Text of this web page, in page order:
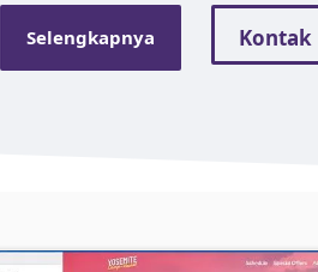
Selengkapnya Kontak